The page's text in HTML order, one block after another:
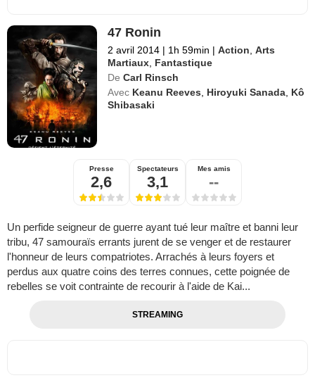
47 Ronin
2 avril 2014 | 1h 59min | Action ,Arts
Martiaux Fantastique
De Carl Rinsch
Avec Keanu Reeves Hiroyuki Sanada Kô
Shibasaki
Presse
2,6
Spectateurs
3,1
Mes amis
--
Un perfide seigneur de guerre ayant tué leur maître et banni leur
tribu, 47 samouraïs errants jurent de se venger et de restaurer
l'honneur de leurs compatriotes. Arrachés à leurs foyers et
perdus aux quatre coins des terres connues, cette poignée de
rebelles se voit contrainte de recourir à l'aide de Kai...
STREAMING